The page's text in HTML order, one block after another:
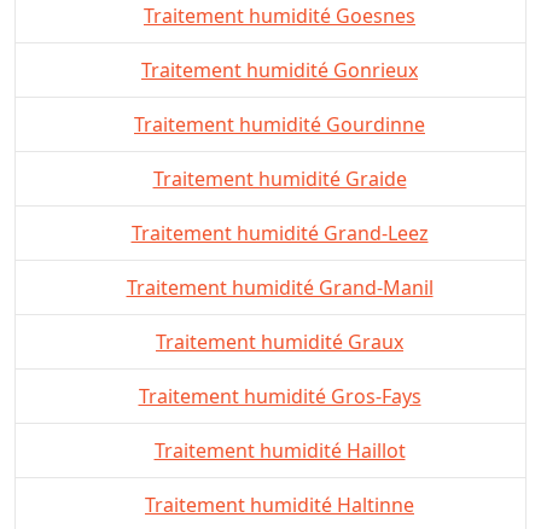
Traitement humidité Goesnes
Traitement humidité Gonrieux
Traitement humidité Gourdinne
Traitement humidité Graide
Traitement humidité Grand-Leez
Traitement humidité Grand-Manil
Traitement humidité Graux
Traitement humidité Gros-Fays
Traitement humidité Haillot
Traitement humidité Haltinne